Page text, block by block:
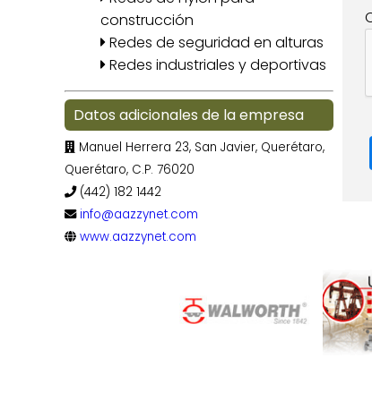
construcción
Redes de seguridad en alturas
Redes industriales y deportivas
Datos adicionales de la empresa
Manuel Herrera 23, San Javier, Querétaro,
Querétaro, C.P. 76020
(442) 182 1442
info@aazzynet.com
www.aazzynet.com